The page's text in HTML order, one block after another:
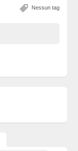
Nessun tag